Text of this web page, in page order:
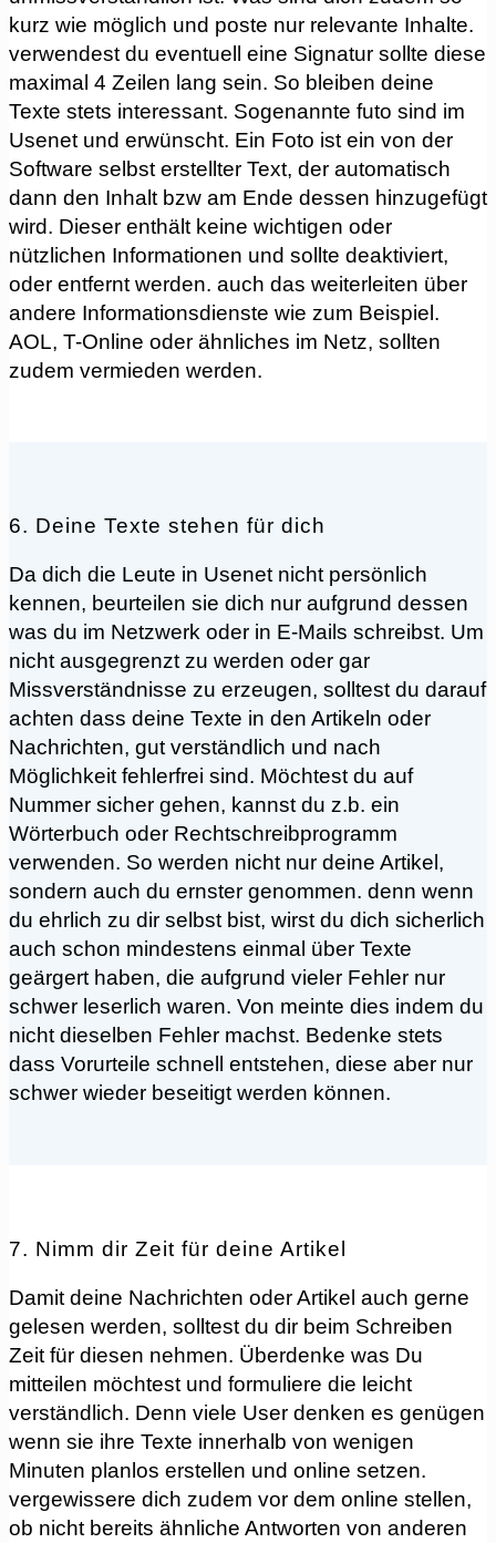
kurz wie möglich und poste nur relevante Inhalte.
verwendest du eventuell eine Signatur sollte diese
maximal 4 Zeilen lang sein. So bleiben deine
Texte stets interessant. Sogenannte futo sind im
Usenet und erwünscht. Ein Foto ist ein von der
Software selbst erstellter Text, der automatisch
dann den Inhalt bzw am Ende dessen hinzugefügt
wird. Dieser enthält keine wichtigen oder
nützlichen Informationen und sollte deaktiviert,
oder entfernt werden. auch das weiterleiten über
andere Informationsdienste wie zum Beispiel.
AOL, T-Online oder ähnliches im Netz, sollten
zudem vermieden werden.
6. Deine Texte stehen für dich
Da dich die Leute in Usenet nicht persönlich
kennen, beurteilen sie dich nur aufgrund dessen
was du im Netzwerk oder in E-Mails schreibst. Um
nicht ausgegrenzt zu werden oder gar
Missverständnisse zu erzeugen, solltest du darauf
achten dass deine Texte in den Artikeln oder
Nachrichten, gut verständlich und nach
Möglichkeit fehlerfrei sind. Möchtest du auf
Nummer sicher gehen, kannst du z.b. ein
Wörterbuch oder Rechtschreibprogramm
verwenden. So werden nicht nur deine Artikel,
sondern auch du ernster genommen. denn wenn
du ehrlich zu dir selbst bist, wirst du dich sicherlich
auch schon mindestens einmal über Texte
geärgert haben, die aufgrund vieler Fehler nur
schwer leserlich waren. Von meinte dies indem du
nicht dieselben Fehler machst. Bedenke stets
dass Vorurteile schnell entstehen, diese aber nur
schwer wieder beseitigt werden können.
7. Nimm dir Zeit für deine Artikel
Damit deine Nachrichten oder Artikel auch gerne
gelesen werden, solltest du dir beim Schreiben
Zeit für diesen nehmen. Überdenke was Du
mitteilen möchtest und formuliere die leicht
verständlich. Denn viele User denken es genügen
wenn sie ihre Texte innerhalb von wenigen
Minuten planlos erstellen und online setzen.
vergewissere dich zudem vor dem online stellen,
ob nicht bereits ähnliche Antworten von anderen